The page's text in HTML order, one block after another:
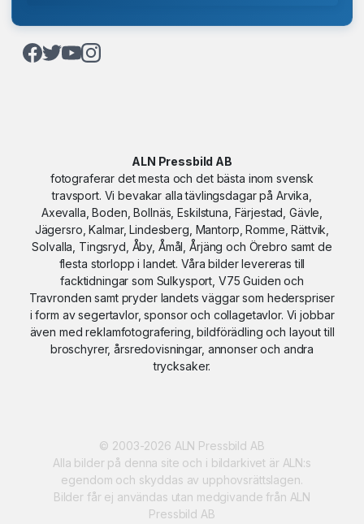
My Running Pride
Beställ
Trollsy segerdef
Beställ
Ronis Anton
ALN Pressbild AB
fotograferar det mesta och det bästa inom svensk
travsport. Vi bevakar alla tävlingsdagar på Arvika,
Axevalla, Boden, Bollnäs, Eskilstuna, Färjestad, Gävle,
Jägersro, Kalmar, Lindesberg, Mantorp, Romme, Rättvik,
Solvalla, Tingsryd, Åby, Åmål, Årjäng och Örebro samt de
flesta storlopp i landet. Våra bilder levereras till
facktidningar som Sulkysport, V75 Guiden och
Travronden samt pryder landets väggar som hederspriser
i form av segertavlor, sponsor och collagetavlor. Vi jobbar
även med reklamfotografering, bildförädling och layout till
broschyrer, årsredovisningar, annonser och andra
trycksaker.
© 2003-2026 ALN Pressbild AB
Alla bilder på denna site och i bildarkivet är ALN:s
egendom och skyddas av upphovsrättslagen.
Bilder får ej användas utan medgivande från ALN
Pressbild AB